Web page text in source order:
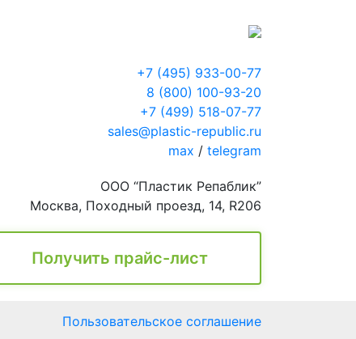
+7 (495) 933-00-77
8 (800) 100-93-20
+7 (499) 518-07-77
sales@plastic-republic.ru
max / telegram
ООО “Пластик Репаблик”
Москва, Походный проезд, 14, R206
Получить прайс-лист
Пользовательское соглашение